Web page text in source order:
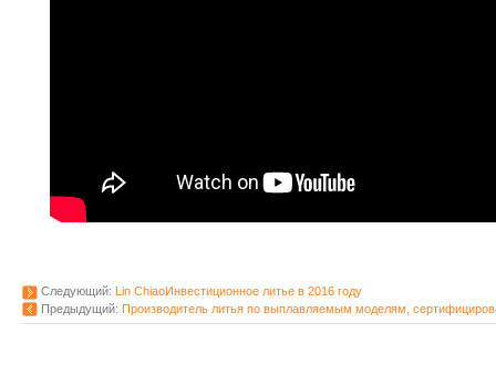
Следующий: Lin ChiaoИнвестиционное литье в 2016 году
Предыдущий: Производитель литья по выплавляемым моделям,